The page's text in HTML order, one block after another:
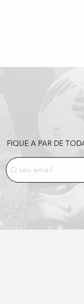
FIQUE A PAR DE